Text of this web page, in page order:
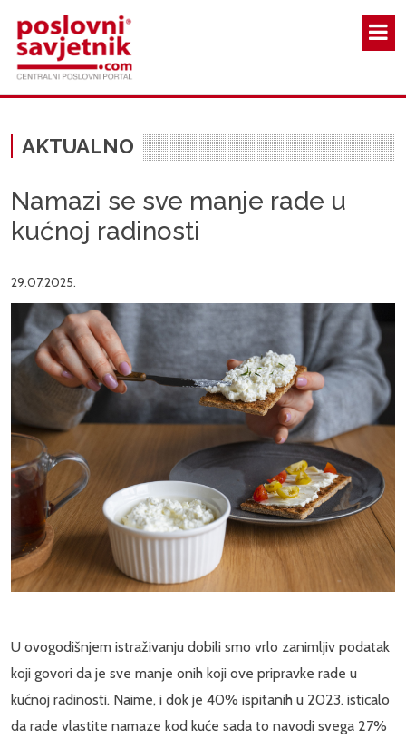
AKTUALNO
Namazi se sve manje rade u
kućnoj radinosti
29.07.2025.
U ovogodišnjem istraživanju dobili smo vrlo zanimljiv podatak
koji govori da je sve manje onih koji ove pripravke rade u
kućnoj radinosti. Naime, i dok je 40% ispitanih u 2023. isticalo
da rade vlastite namaze kod kuće sada to navodi svega 27%